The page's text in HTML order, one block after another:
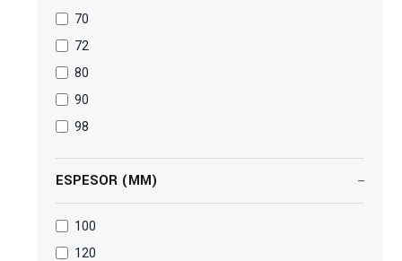
70
72
80
90
98
ESPESOR (MM)
100
120